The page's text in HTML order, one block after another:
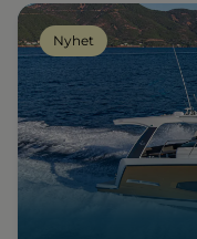
Nyhet